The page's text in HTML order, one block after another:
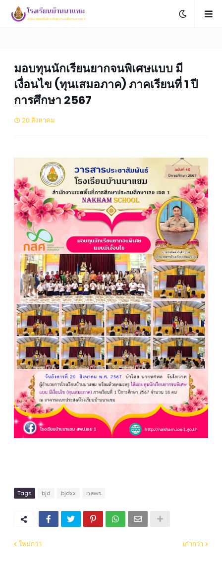
มอบทุนนักเรียนยากจนพิเศษแบบ มี
เงื่อนไข (ทุนเสมอภาค) ภาคเรียนที่ 1 ปี
การศึกษา 2567
20 สิงหาคม
Tags bjd bjdxx news
ใหม่กว่า เก่ากว่า